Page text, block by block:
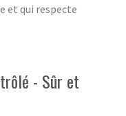
et qui respecte
- Sûr et